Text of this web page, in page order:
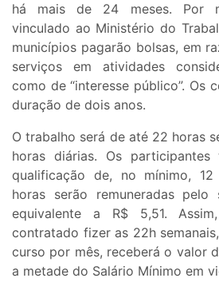
há mais de 24 meses. Por
vinculado ao Ministério do
municípios pagarão bolsas, em
serviços em atividades
como de “interesse público”. Os
duração de dois anos.
O trabalho será de até 22 horas
horas diárias. Os
qualificação de, no mínimo,
horas serão remuneradas pelo
equivalente a R$ 5,51.
contratado fizer as 22h
curso por mês, receberá o valor
a metade do Salário Mínimo em